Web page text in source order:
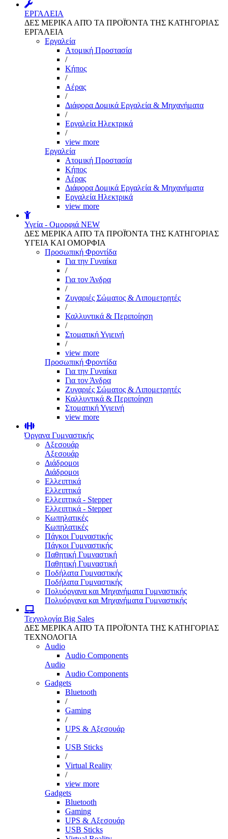
ΕΡΓΑΛΕΙΑ
ΔΕΣ ΜΕΡΙΚΑ ΑΠΌ ΤΑ ΠΡΟΪΌΝΤΑ ΤΗΣ ΚΑΤΗΓΟΡΙΑΣ
ΕΡΓΑΛΕΙΑ
Εργαλεία
Aτομική Προστασία
/
Kήπος
/
Αέρας
/
Διάφορα Δομικά Εργαλεία & Μηχανήματα
/
Εργαλεία Ηλεκτρικά
/
view more
Εργαλεία
Aτομική Προστασία
Kήπος
Αέρας
Διάφορα Δομικά Εργαλεία & Μηχανήματα
Εργαλεία Ηλεκτρικά
view more
Υγεία - Ομορφιά NEW
ΔΕΣ ΜΕΡΙΚΑ ΑΠΌ ΤΑ ΠΡΟΪΌΝΤΑ ΤΗΣ ΚΑΤΗΓΟΡΙΑΣ
ΥΓΕΙΑ ΚΑΙ ΟΜΟΡΦΙΑ
Προσωπική Φροντίδα
Για την Γυναίκα
/
Για τον Άνδρα
/
Ζυγαριές Σώματος & Λιπομετρητές
/
Καλλυντικά & Περιποίηση
/
Στοματική Υγιεινή
/
view more
Προσωπική Φροντίδα
Για την Γυναίκα
Για τον Άνδρα
Ζυγαριές Σώματος & Λιπομετρητές
Καλλυντικά & Περιποίηση
Στοματική Υγιεινή
view more
Όργανα Γυμναστικής
Αξεσουάρ
Αξεσουάρ
Διάδρομοι
Διάδρομοι
Ελλειπτικά
Ελλειπτικά
Ελλειπτικά - Stepper
Ελλειπτικά - Stepper
Κωπηλατικές
Κωπηλατικές
Πάγκοι Γυμναστικής
Πάγκοι Γυμναστικής
Παθητική Γυμναστική
Παθητική Γυμναστική
Ποδήλατα Γυμναστικής
Ποδήλατα Γυμναστικής
Πολυόργανα και Μηχανήματα Γυμναστικής
Πολυόργανα και Μηχανήματα Γυμναστικής
Τεχνολογία Big Sales
ΔΕΣ ΜΕΡΙΚΑ ΑΠΌ ΤΑ ΠΡΟΪΌΝΤΑ ΤΗΣ ΚΑΤΗΓΟΡΙΑΣ
ΤΕΧΝΟΛΟΓΙΑ
Audio
Audio Components
Audio
Audio Components
Gadgets
Bluetooth
/
Gaming
/
UPS & Αξεσουάρ
/
USB Sticks
/
Virtual Reality
/
view more
Gadgets
Bluetooth
Gaming
UPS & Αξεσουάρ
USB Sticks